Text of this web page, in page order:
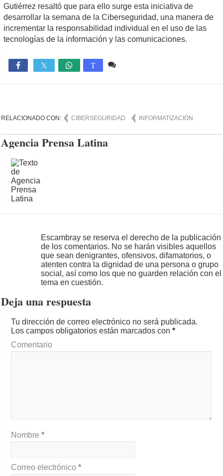
Gutiérrez resaltó que para ello surge esta iniciativa de
desarrollar la semana de la Ciberseguridad, una manera de
incrementar la responsabilidad individual en el uso de las
tecnologías de la información y las comunicaciones.
 T
RELACIONADO CON: CIBERSEGURIDAD INFORMATIZACIÓN
Agencia Prensa Latina
Escambray se reserva el derecho de la publicación
de los comentarios. No se harán visibles aquellos
que sean denigrantes, ofensivos, difamatorios, o
atenten contra la dignidad de una persona o grupo
social, así como los que no guarden relación con el
tema en cuestión.
Deja una respuesta
Tu dirección de correo electrónico no será publicada.
Los campos obligatorios están marcados con*
Comentario
Nombre*
Correo electrónico*